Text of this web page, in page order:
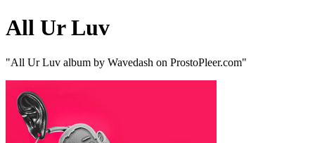
All Ur Luv
"All Ur Luv album by Wavedash on ProstoPleer.com"